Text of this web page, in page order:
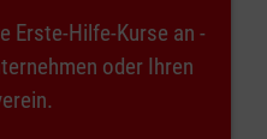
Erste-Hilfe-Kurse an -
oder Ihren